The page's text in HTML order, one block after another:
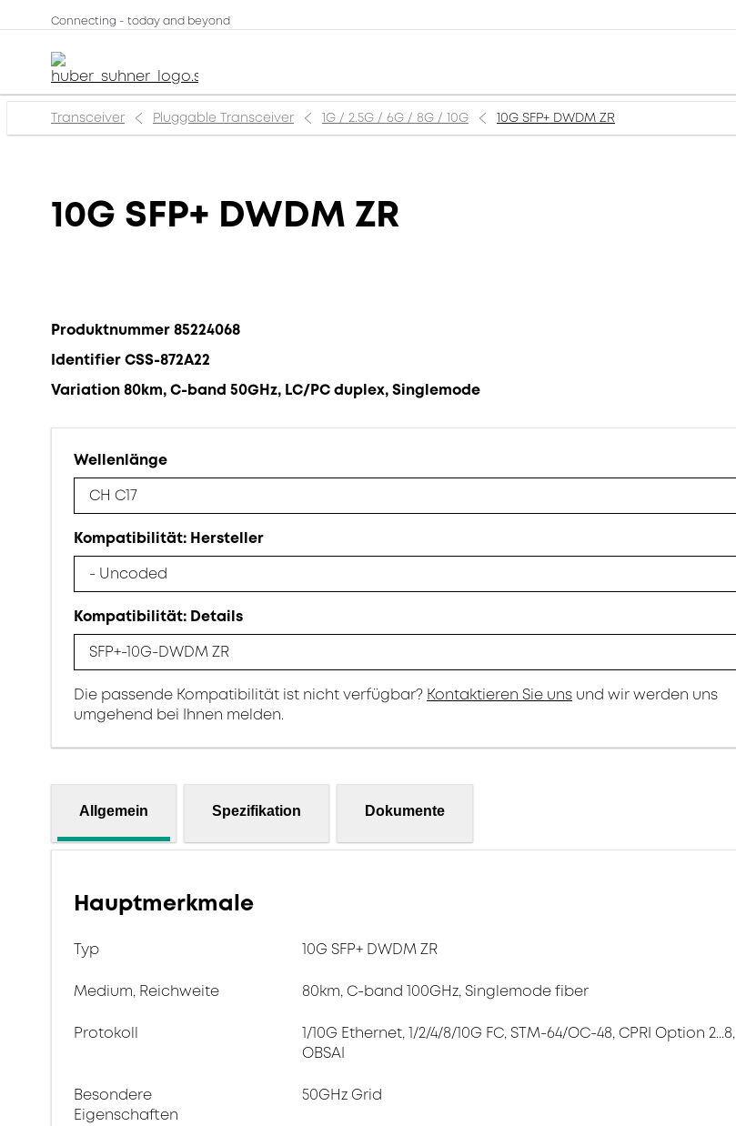
Connecting - today and beyond
Transceiver Pluggable Transceiver 1G / 2.5G / 6G / 8G / 10G 10G SFP+ DWDM ZR
10G SFP+ DWDM ZR
Produktnummer 85224068
Identifier CSS-872A22
Variation 80km, C-band 50GHz, LC/PC duplex, Singlemode
Wellenlänge
CH C17
Kompatibilität: Hersteller
- Uncoded
Kompatibilität: Details
SFP+-10G-DWDM ZR
Die passende Kompatibilität ist nicht verfügbar? Kontaktieren Sie uns und wir werden uns
umgehend bei Ihnen melden.
Allgemein Spezifikation Dokumente
Hauptmerkmale
Typ 10G SFP+ DWDM ZR
Medium, Reichweite 80km, C-band 100GHz, Singlemode fiber
Protokoll
1/10G Ethernet, 1/2/4/8/10G FC, STM-64/OC-48, CPRI Option 2...8,
OBSAI
Besondere
Eigenschaften
50GHz Grid